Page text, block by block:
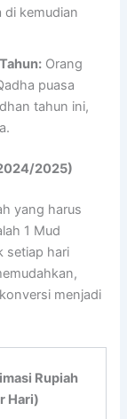
di kemudian
Orang
puasa
tahun ini,
2025)
yang harus
1 Mud
setiap hari
menjadi
Rupiah
Hari)